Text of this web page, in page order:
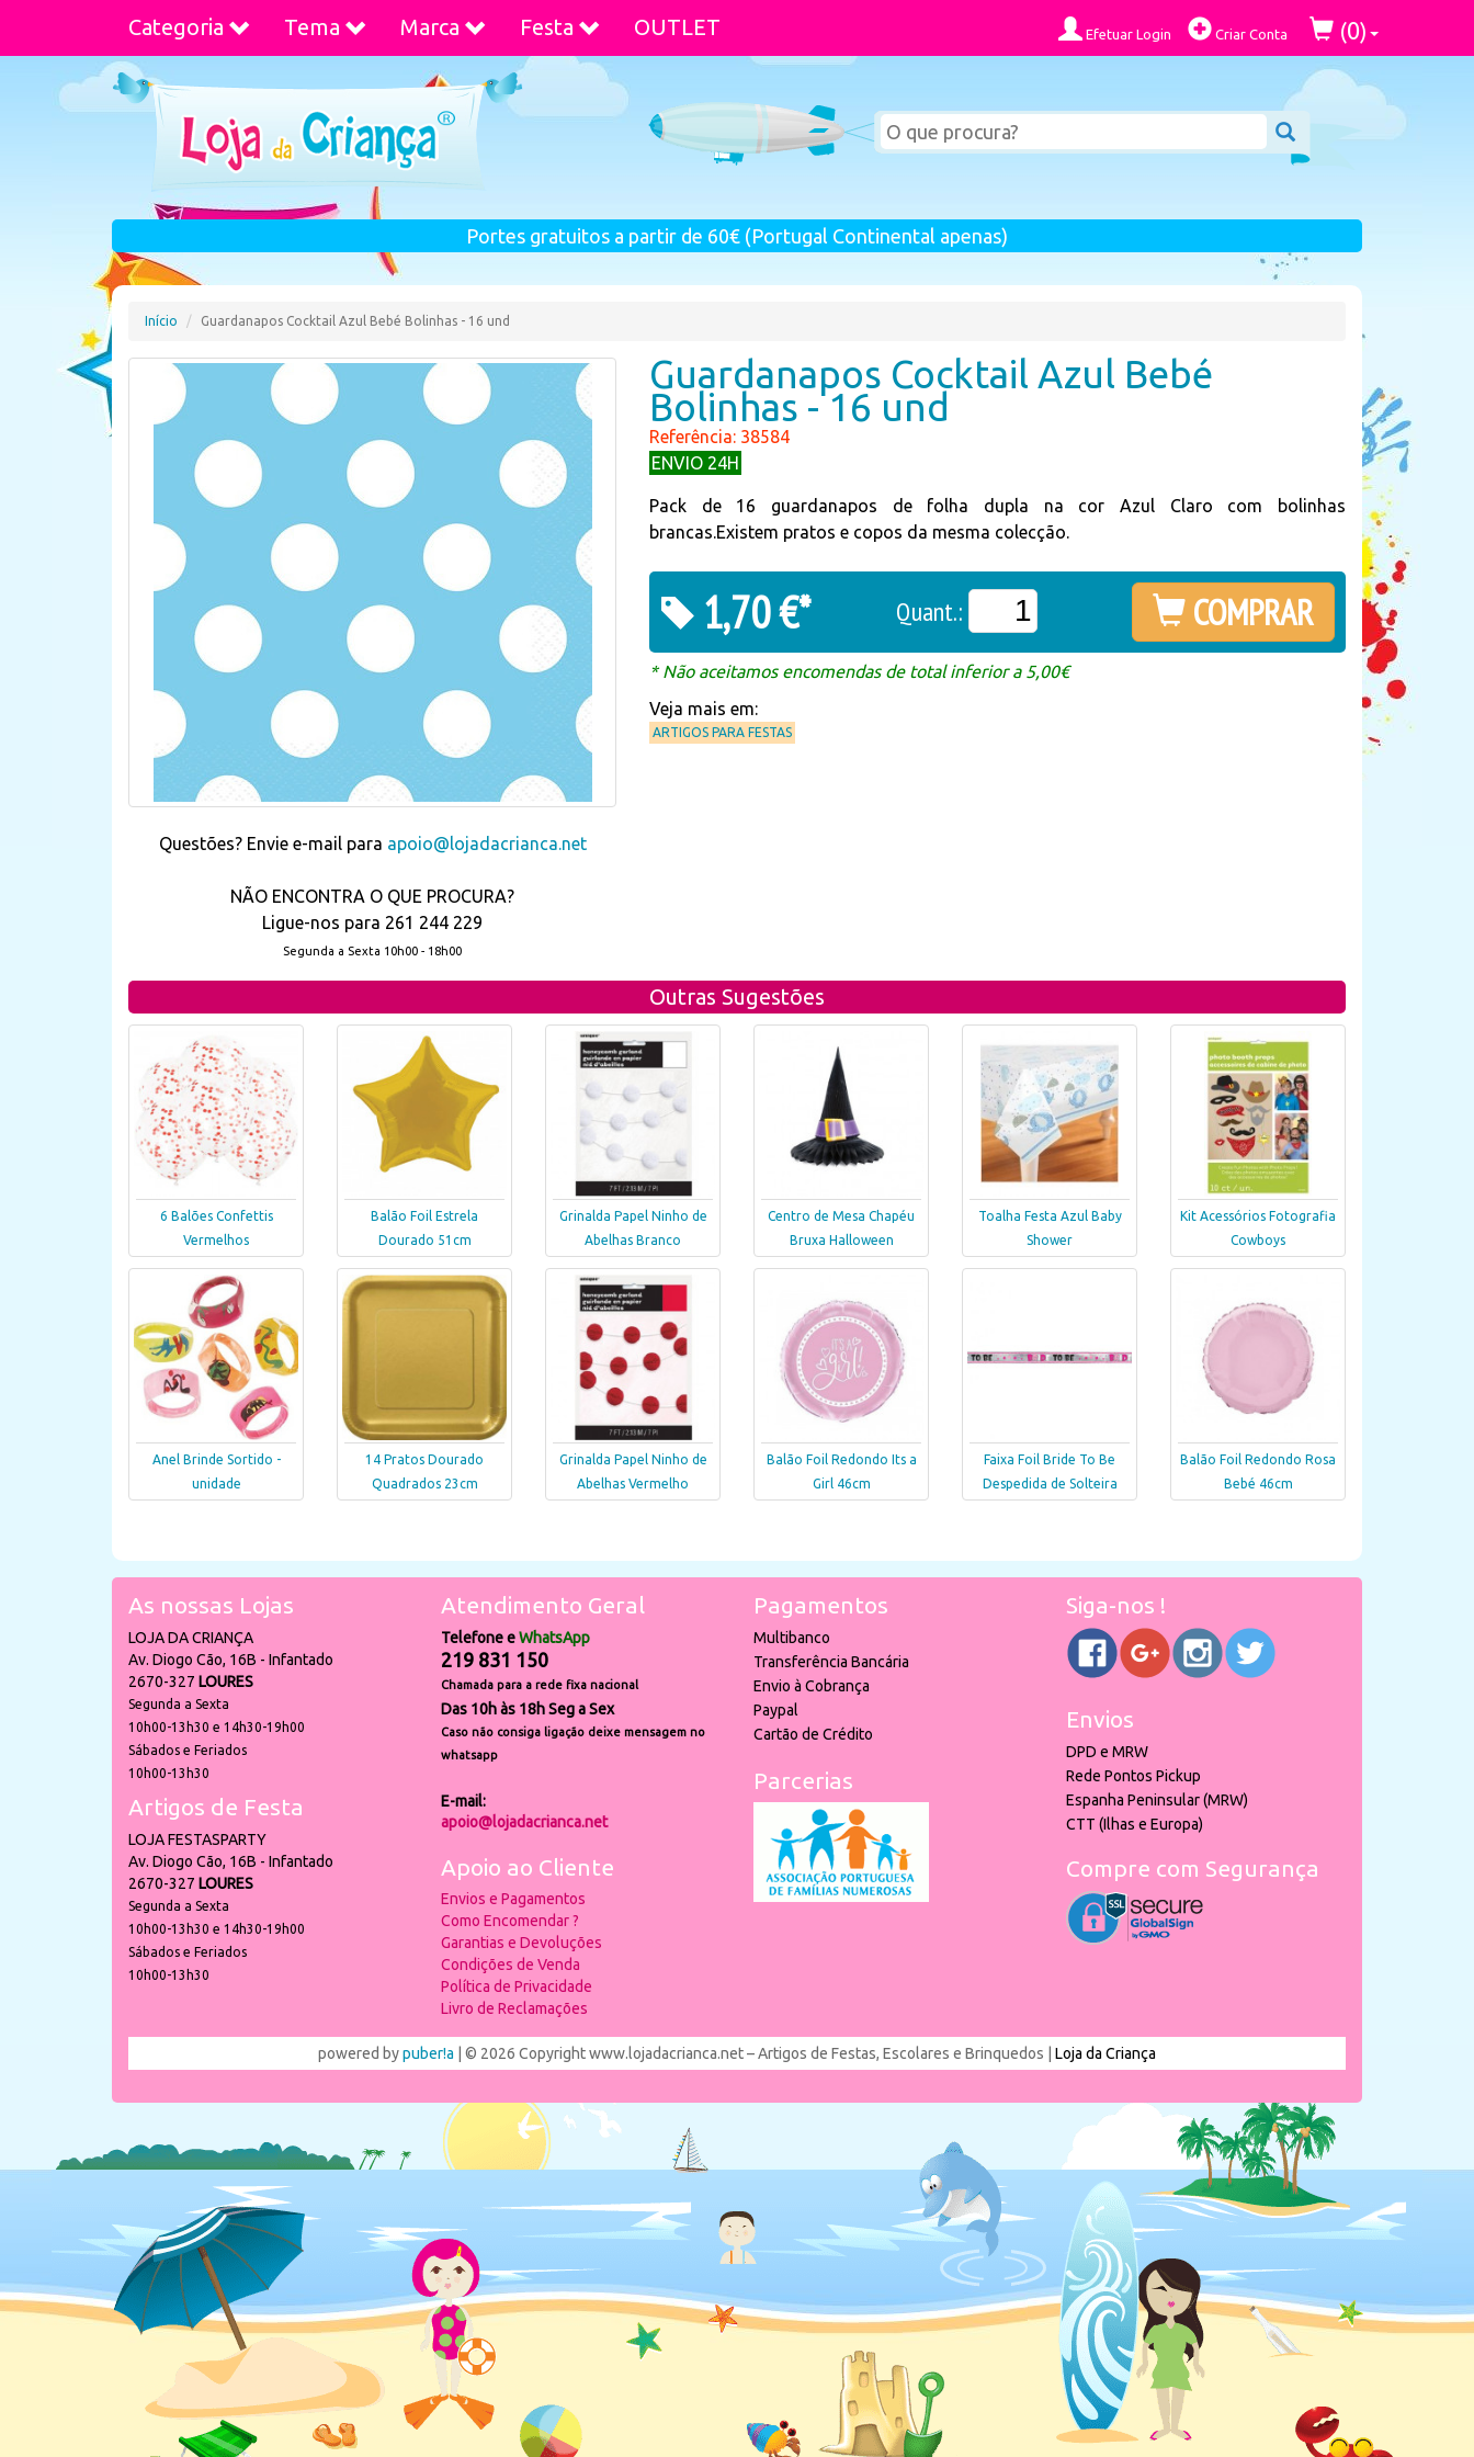
Categoria Tema Marca Festa OUTLET Efetuar Login Criar Conta (0)
Portes gratuitos a partir de 60€ (Portugal Continental apenas)
Início Guardanapos Cocktail Azul Bebé Bolinhas - 16 und
Questões? Envie e-mail para apoio@lojadacrianca.net
NÃO ENCONTRA O QUE PROCURA?
Ligue-nos para 261 244 229
Segunda a Sexta 10h00 - 18h00
Guardanapos Cocktail Azul Bebé
Bolinhas - 16 und
Referência: 38584
ENVIO 24H
Pack de 16 guardanapos de folha dupla na cor Azul Claro com bolinhas
brancas.Existem pratos e copos da mesma colecção.
1,70 €* Quant.: COMPRAR
* Não aceitamos encomendas de total inferior a 5,00€
Veja mais em:
ARTIGOS PARA FESTAS
Outras Sugestões
6 Balões Confettis
Vermelhos
Balão Foil Estrela
Dourado 51cm
Grinalda Papel Ninho de
Abelhas Branco
Centro de Mesa Chapéu
Bruxa Halloween
Toalha Festa Azul Baby
Shower
Kit Acessórios Fotografia
Cowboys
Anel Brinde Sortido -
unidade
14 Pratos Dourado
Quadrados 23cm
Grinalda Papel Ninho de
Abelhas Vermelho
Balão Foil Redondo Its a
Girl 46cm
Faixa Foil Bride To Be
Despedida de Solteira
Balão Foil Redondo Rosa
Bebé 46cm
As nossas Lojas
LOJA DA CRIANÇA
Av. Diogo Cão, 16B - Infantado
2670-327 LOURES
Segunda a Sexta
10h00-13h30 e 14h30-19h00
Sábados e Feriados
10h00-13h30
Artigos de Festa
LOJA FESTASPARTY
Av. Diogo Cão, 16B - Infantado
2670-327 LOURES
Segunda a Sexta
10h00-13h30 e 14h30-19h00
Sábados e Feriados
10h00-13h30
Atendimento Geral
Telefone eWhatsApp
219 831 150
Chamada para a rede fixa nacional
Das 10h às 18h Seg a Sex
Caso não consiga ligação deixe mensagem no
whatsapp
E-mail:
apoio@lojadacrianca.net
Apoio ao Cliente
Envios e Pagamentos
Como Encomendar ?
Garantias e Devoluções
Condições de Venda
Política de Privacidade
Livro de Reclamações
Pagamentos
Multibanco
Transferência Bancária
Envio à Cobrança
Paypal
Cartão de Crédito
Parcerias
Siga-nos !
Envios
DPD e MRW
Rede Pontos Pickup
Espanha Peninsular (MRW)
CTT (Ilhas e Europa)
Compre com Segurança
powered bypuber!a | © 2026 Copyright www.lojadacrianca.net – Artigos de Festas, Escolares e Brinquedos | Loja da Criança